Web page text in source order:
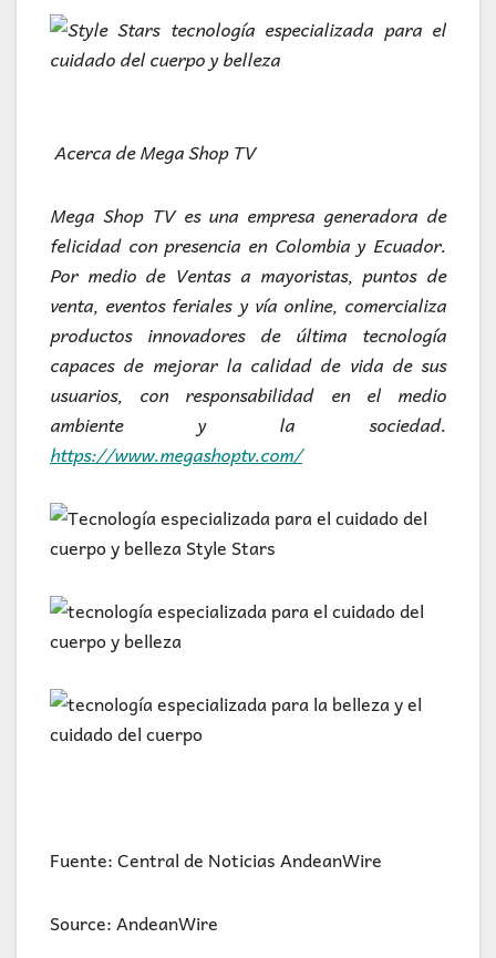
Acerca de Mega Shop TV
Mega Shop TV es una empresa generadora de
felicidad con presencia en Colombia y Ecuador.
Por medio de Ventas a mayoristas, puntos de
venta, eventos feriales y vía online, comercializa
productos innovadores de última tecnología
capaces de mejorar la calidad de vida de sus
usuarios, con responsabilidad en el medio
ambiente y la sociedad.
https://www.megashoptv.com/
Fuente: Central de Noticias AndeanWire
Source: AndeanWire